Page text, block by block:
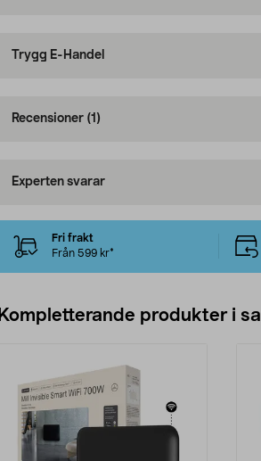
Trygg E-Handel
Recensioner (1)
Experten svarar
Fri frakt
Från 599 kr*
Kompletterande produkter i